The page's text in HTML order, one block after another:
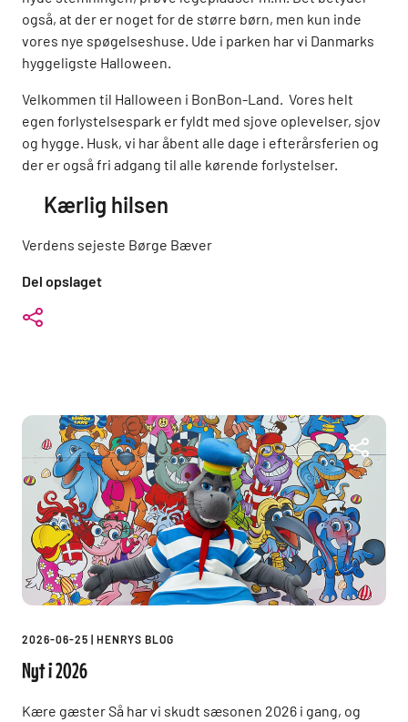
Del opslaget
også, at der er noget for de større børn, men kun inde
vores nye spøgelseshuse. Ude i parken har vi Danmarks
hyggeligste Halloween.
Velkommen til Halloween i BonBon-Land. Vores helt
egen forlystelsespark er fyldt med sjove oplevelser, sjov
og hygge. Husk, vi har åbent alle dage i efterårsferien og
der er også fri adgang til alle kørende forlystelser.
Kærlig hilsen
Verdens sejeste Børge Bæver
2026-06-25 HENRYS BLOG
Nyt i 2026
Kære gæster Så har vi skudt sæsonen 2026 i gang, og